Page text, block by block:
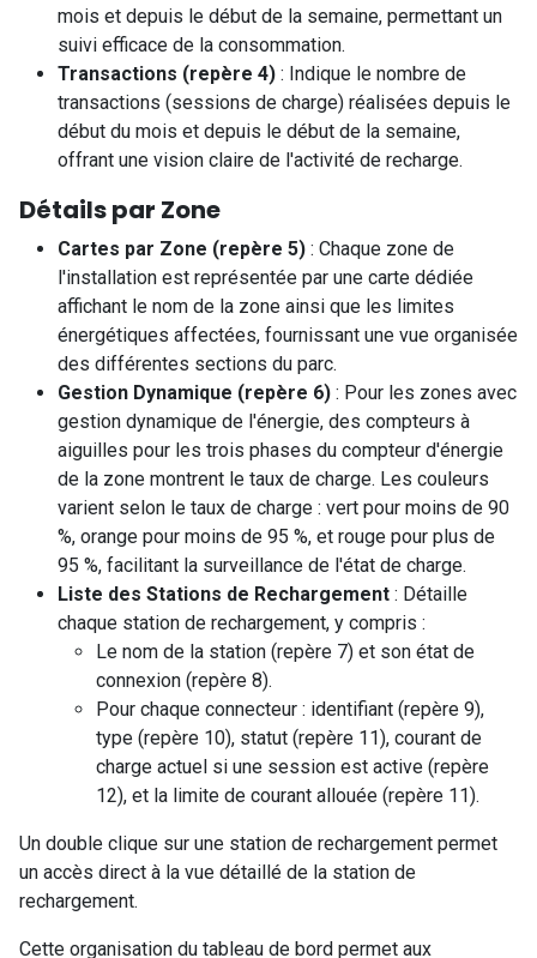
mois et depuis le début de la semaine, permettant un
suivi efficace de la consommation.
Transactions (repère 4) : Indique le nombre de
transactions (sessions de charge) réalisées depuis le
début du mois et depuis le début de la semaine,
offrant une vision claire de l'activité de recharge.
Détails par Zone
Cartes par Zone (repère 5) : Chaque zone de
l'installation est représentée par une carte dédiée
affichant le nom de la zone ainsi que les limites
énergétiques affectées, fournissant une vue organisée
des différentes sections du parc.
Gestion Dynamique (repère 6) : Pour les zones avec
gestion dynamique de l'énergie, des compteurs à
aiguilles pour les trois phases du compteur d'énergie
de la zone montrent le taux de charge. Les couleurs
varient selon le taux de charge : vert pour moins de 90
%, orange pour moins de 95 %, et rouge pour plus de
95 %, facilitant la surveillance de l'état de charge.
Liste des Stations de Rechargement : Détaille
chaque station de rechargement, y compris :
Le nom de la station (repère 7) et son état de
connexion (repère 8).
Pour chaque connecteur : identifiant (repère 9),
type (repère 10), statut (repère 11), courant de
charge actuel si une session est active (repère
12), et la limite de courant allouée (repère 11).
Un double clique sur une station de rechargement permet
un accès direct à la vue détaillé de la station de
rechargement.
Cette organisation du tableau de bord permet aux